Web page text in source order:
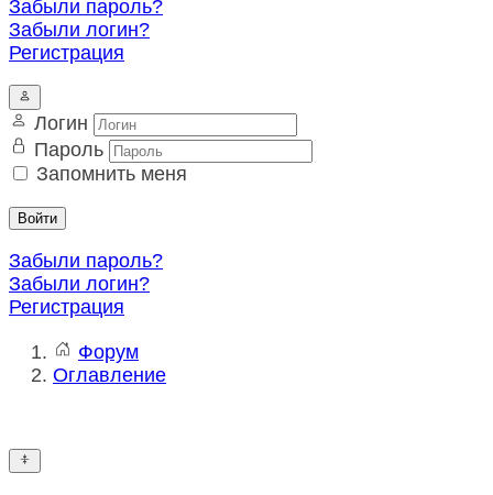
Забыли пароль?
Забыли логин?
Регистрация
Логин
Пароль
Запомнить меня
Войти
Забыли пароль?
Забыли логин?
Регистрация
Форум
Оглавление